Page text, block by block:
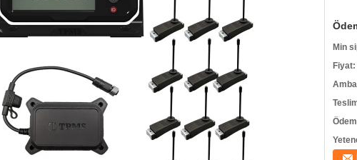
Min
Fiyat: